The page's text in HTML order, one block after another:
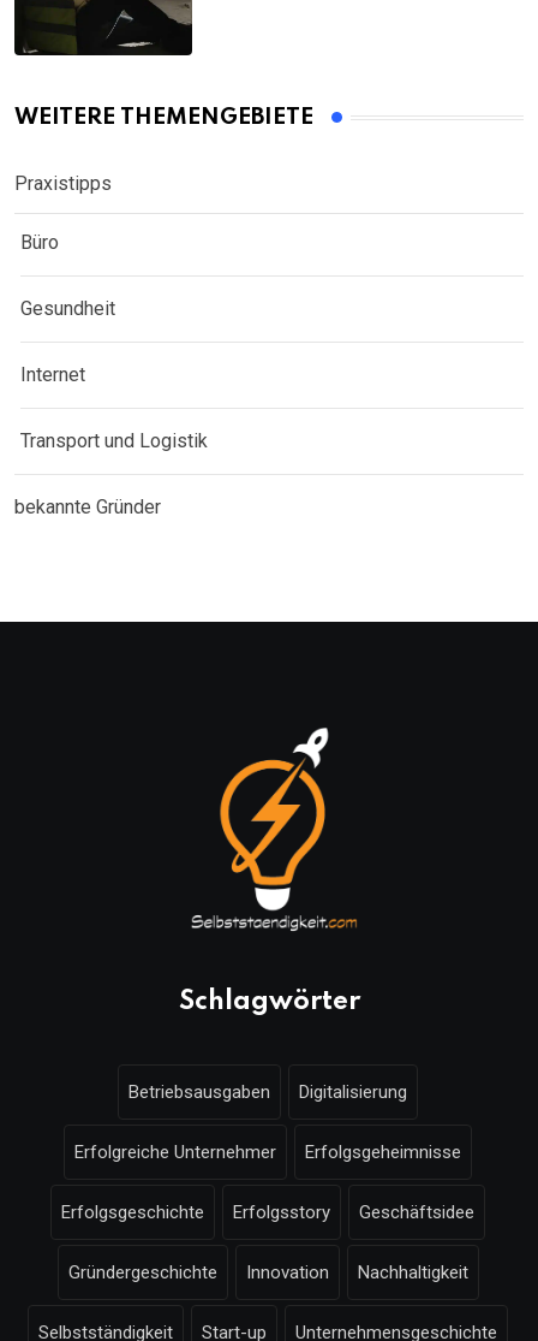
WEITERE THEMENGEBIETE
Praxistipps
Büro
Gesundheit
Internet
Transport und Logistik
bekannte Gründer
Schlagwörter
Betriebsausgaben Digitalisierung
Erfolgreiche Unternehmer Erfolgsgeheimnisse
Erfolgsgeschichte Erfolgsstory Geschäftsidee
Gründergeschichte Innovation Nachhaltigkeit
Selbstständigkeit Start-up Unternehmensgeschichte